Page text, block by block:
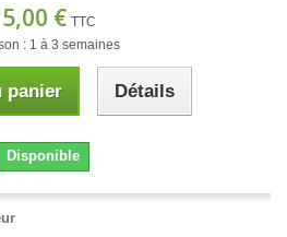
€ TTC
: 1 à 3 semaines
panier Détails
Disponible